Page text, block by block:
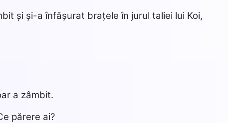
și și-a înfășurat brațele în jurul taliei lui Koi,
a zâmbit.
părere ai?